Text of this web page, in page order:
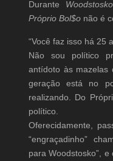
Durante Woodstosko
Próprio Bol$onão é
“Você faz isso há 25
Não sou político
antídoto às mazelas
geração está no
realizando. Do
político.
Oferecidamente,
“engraçadinho”
para Woodstosko”,